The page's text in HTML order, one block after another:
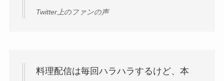
Twitter上のファンの声
料理配信は毎回ハラハラするけど、本